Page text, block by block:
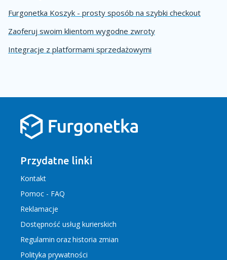
Furgonetka Koszyk - prosty sposób na szybki checkout
Zaoferuj swoim klientom wygodne zwroty
Integracje z platformami sprzedażowymi
Przydatne linki
Kontakt
Pomoc - FAQ
Reklamacje
Dostępność usług kurierskich
Regulamin orazhistoria zmian
Polityka prywatności